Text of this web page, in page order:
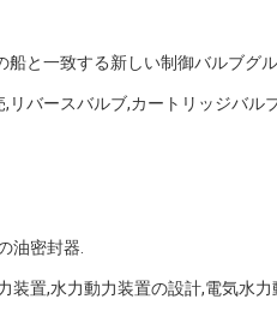
と一致する新しい制御バルブグ
バースバルブ,カートリッジバル
油密封器.
置,水力動力装置の設計,電気水力